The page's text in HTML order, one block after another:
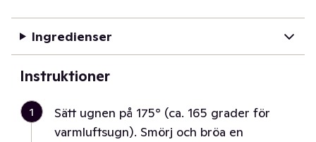
Ingredienser
Instruktioner
1
Sätt ugnen på 175° (ca. 165 grader för
varmluftsugn). Smörj och bröa en